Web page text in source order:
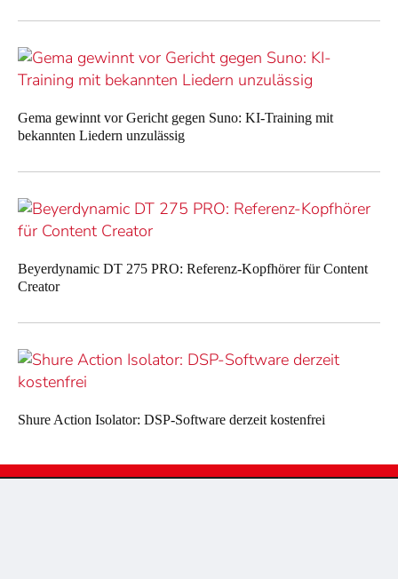
Gema gewinnt vor Gericht gegen Suno: KI-Training mit
bekannten Liedern unzulässig
Beyerdynamic DT 275 PRO: Referenz-Kopfhörer für Content
Creator
Shure Action Isolator: DSP-Software derzeit kostenfrei